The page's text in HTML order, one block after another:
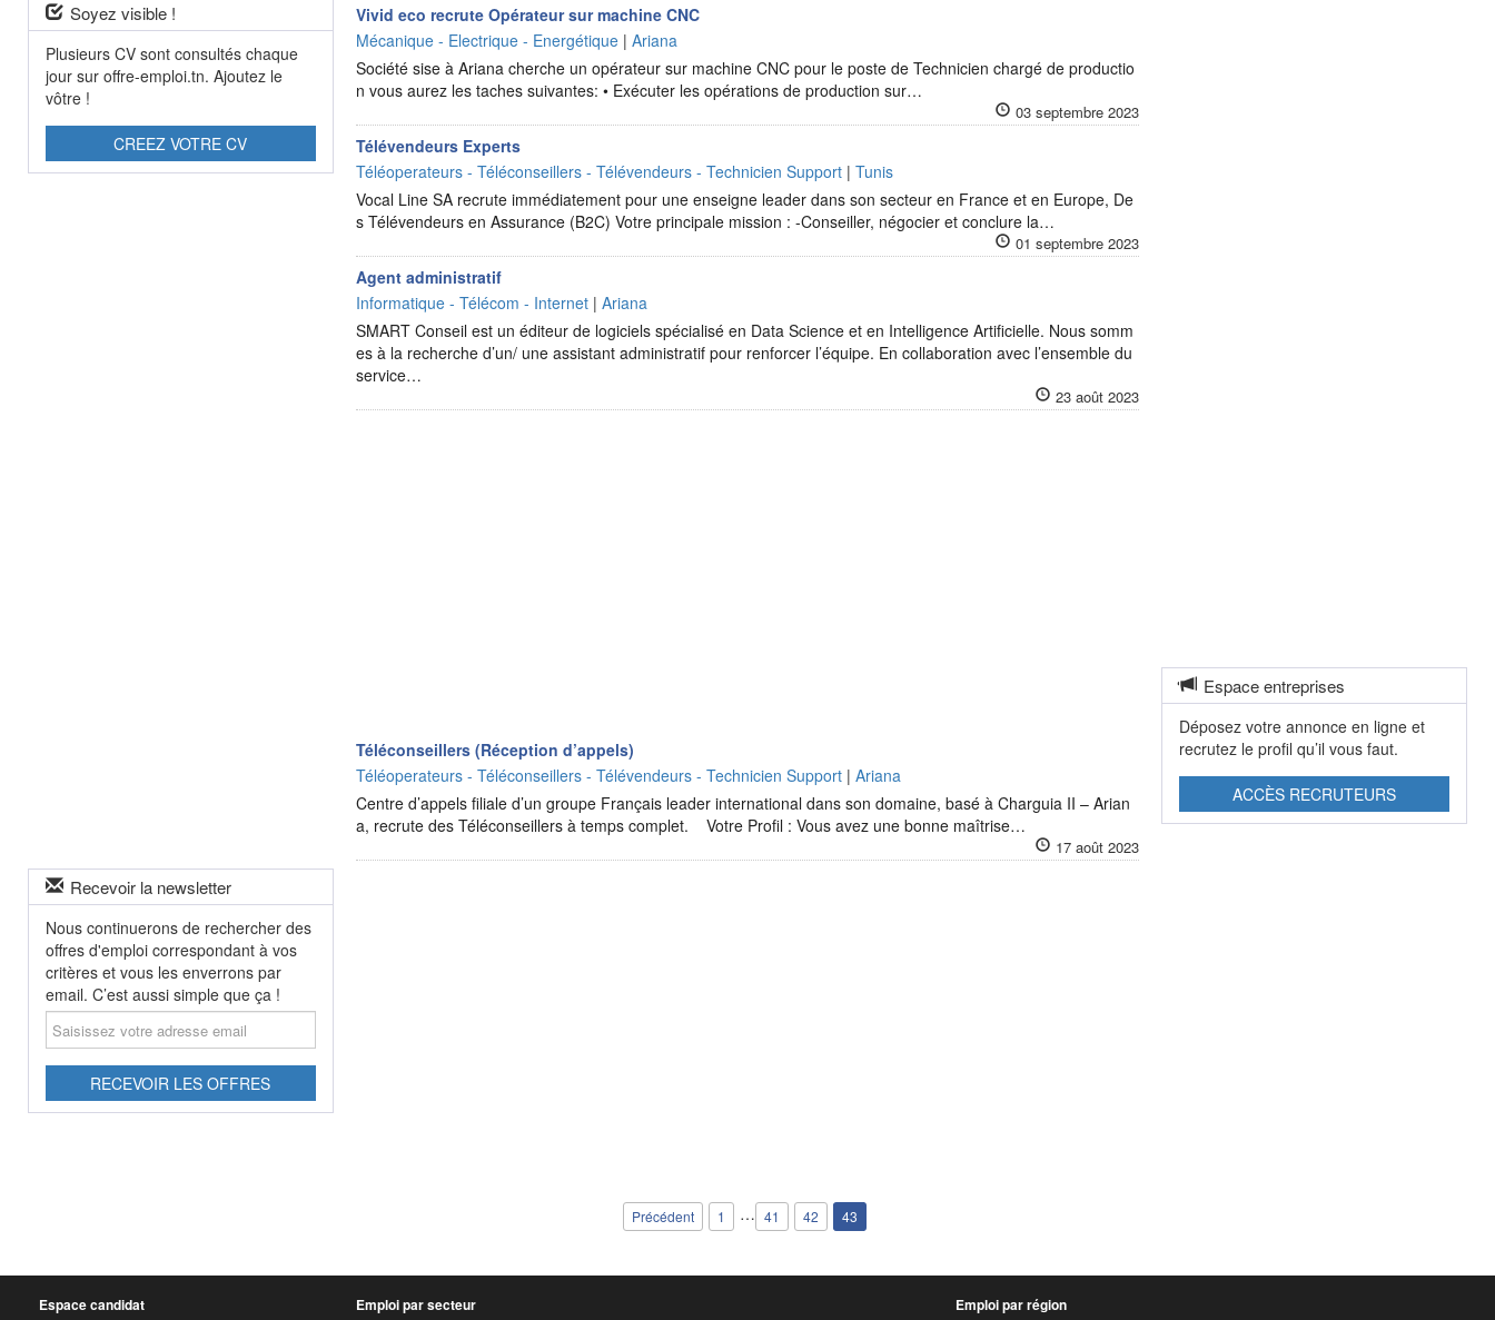
Soyez visible !
Plusieurs CV sont consultés chaque
jour sur offre-emploi.tn. Ajoutez le
vôtre !
CREEZ VOTRE CV
Recevoir la newsletter
Nous continuerons de rechercher des
offres d'emploi correspondant à vos
critères et vous les enverrons par
email. C’est aussi simple que ça !
Saisissez
votre
adresse
RECEVOIR LES OFFRES
Vivid eco recrute Opérateur sur machine CNC
Mécanique - Electrique - Energétique | Ariana
Société sise à Ariana cherche un opérateur sur machine CNC pour le poste de Technicien chargé de productio
n vous aurez les taches suivantes: • Exécuter les opérations de production sur…
03 septembre 2023
Télévendeurs Experts
Téléoperateurs - Téléconseillers - Télévendeurs - Technicien Support | Tunis
Vocal Line SA recrute immédiatement pour une enseigne leader dans son secteur en France et en Europe, De
s Télévendeurs en Assurance (B2C) Votre principale mission : -Conseiller, négocier et conclure la…
01 septembre 2023
Agent administratif
Informatique - Télécom - Internet | Ariana
SMART Conseil est un éditeur de logiciels spécialisé en Data Science et en Intelligence Artificielle. Nous somm
es à la recherche d’un/ une assistant administratif pour renforcer l’équipe. En collaboration avec l’ensemble du
service…
23 août 2023
Téléconseillers (Réception d’appels)
Téléoperateurs - Téléconseillers - Télévendeurs - Technicien Support | Ariana
Centre d’appels filiale d’un groupe Français leader international dans son domaine, basé à Charguia II – Arian
a, recrute des Téléconseillers à temps complet. Votre Profil : Vous avez une bonne maîtrise…
17 août 2023
Précédent 1 … 41 42 43
Espace entreprises
Déposez votre annonce en ligne et
recrutez le profil qu’il vous faut.
ACCÈS RECRUTEURS
Espace candidat Emploi par secteur Emploi par région